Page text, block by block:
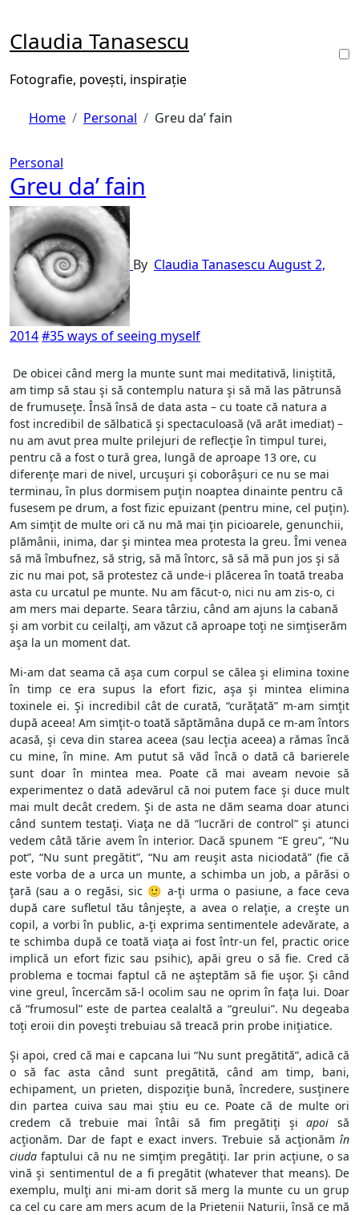
content
Claudia Tanasescu
Fotografie, povești, inspirație
Home Personal Greu da’ fain
Personal
Greu da’ fain
By Claudia Tanasescu August 2,
2014#35 ways of seeing myself
De obicei când merg la munte sunt mai meditativă, liniştită,
am timp să stau şi să contemplu natura şi să mă las pătrunsă
de frumuseţe. Însă însă de data asta – cu toate că natura a
fost incredibil de sălbatică şi spectaculoasă (vă arăt imediat) –
nu am avut prea multe prilejuri de reflecţie în timpul turei,
pentru că a fost o tură grea, lungă de aproape 13 ore, cu
diferenţe mari de nivel, urcuşuri şi coborâşuri ce nu se mai
terminau, în plus dormisem puţin noaptea dinainte pentru că
fusesem pe drum, a fost fizic epuizant (pentru mine, cel puţin).
Am simţit de multe ori că nu mă mai ţin picioarele, genunchii,
plămânii, inima, dar şi mintea mea protesta la greu. Îmi venea
să mă îmbufnez, să strig, să mă întorc, să să mă pun jos şi să
zic nu mai pot, să protestez că unde-i plăcerea în toată treaba
asta cu urcatul pe munte. Nu am făcut-o, nici nu am zis-o, ci
am mers mai departe. Seara târziu, când am ajuns la cabană
şi am vorbit cu ceilalţi, am văzut că aproape toţi ne simţiserăm
aşa la un moment dat.
Mi-am dat seama că aşa cum corpul se călea şi elimina toxine
în timp ce era supus la efort fizic, aşa şi mintea elimina
toxinele ei. Şi incredibil cât de curată, “curăţată” m-am simţit
după aceea! Am simţit-o toată săptămâna după ce m-am întors
acasă, şi ceva din starea aceea (sau lecţia aceea) a rămas încă
cu mine, în mine. Am putut să văd încă o dată că barierele
sunt doar în mintea mea. Poate că mai aveam nevoie să
experimentez o dată adevărul că noi putem face şi duce mult
mai mult decât credem. Şi de asta ne dăm seama doar atunci
când suntem testaţi. Viaţa ne dă “lucrări de control” şi atunci
vedem câtă tărie avem în interior. Dacă spunem “E greu”, “Nu
pot”, “Nu sunt pregătit”, “Nu am reuşit asta niciodată” (fie că
este vorba de a urca un munte, a schimba un job, a părăsi o
ţară (sau a o regăsi, sic 🙂 a-ţi urma o pasiune, a face ceva
după care sufletul tău tânjeşte, a avea o relaţie, a creşte un
copil, a vorbi în public, a-ţi exprima sentimentele adevărate, a
te schimba după ce toată viaţa ai fost într-un fel, practic orice
implică un efort fizic sau psihic), apăi greu o să fie. Cred că
problema e tocmai faptul că ne aşteptăm să fie uşor. Şi când
vine greul, încercăm să-l ocolim sau ne oprim în faţa lui. Doar
că “frumosul” este de partea cealaltă a “greului”. Nu degeaba
toţi eroii din poveşti trebuiau să treacă prin probe iniţiatice.
Şi apoi, cred că mai e capcana lui “Nu sunt pregătită”, adică că
o să fac asta când sunt pregătită, când am timp, bani,
echipament, un prieten, dispoziţie bună, încredere, susţinere
din partea cuiva sau mai ştiu eu ce. Poate că de multe ori
credem că trebuie mai întâi să fim pregătiţi şiapoi să
acţionăm. Dar de fapt e exact invers. Trebuie să acţionăm în
ciuda faptului că nu ne simţim pregătiţi. Iar prin acţiune, o sa
vină şi sentimentul de a fi pregătit (whatever that means). De
exemplu, mulţi ani mi-am dorit să merg la munte cu un grup
ca cel cu care am mers acum de la Prietenii Naturii, însă ce mă